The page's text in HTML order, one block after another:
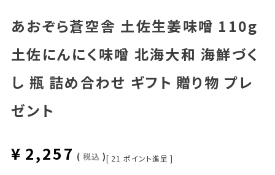
あおぞら蒼空舎 土佐生姜味噌 110g
土佐にんにく味噌 北海大和 海鮮づく
し 瓶 詰め合わせ ギフト 贈り物 プレ
ゼント
¥ 2,257 税込 [ 21 ポイント進呈 ]